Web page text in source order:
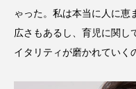
ゃった。私は本当に人に恵
広さもあるし、育児に関し
イタリティが磨かれていく